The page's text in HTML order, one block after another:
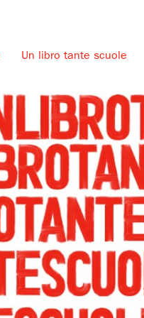
Un libro tante scuole